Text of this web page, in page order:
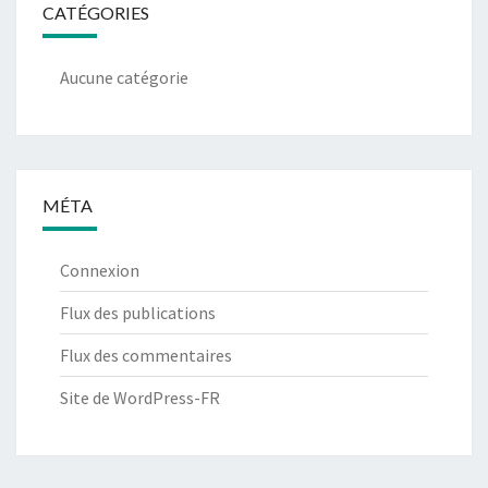
CATÉGORIES
Aucune catégorie
MÉTA
Connexion
Flux des publications
Flux des commentaires
Site de WordPress-FR